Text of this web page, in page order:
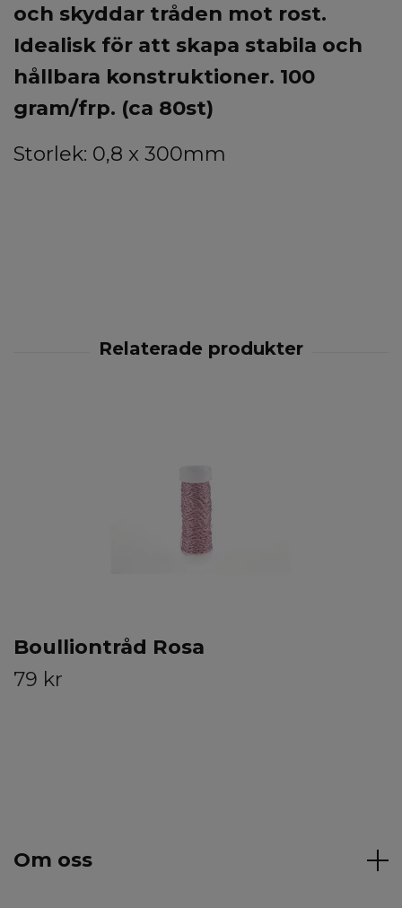
och skyddar tråden mot rost.
Idealisk för att skapa stabila och
hållbara konstruktioner. 100
gram/frp. (ca 80st)
Storlek: 0,8 x 300mm
Boulliontråd Rosa
79 kr
Om oss